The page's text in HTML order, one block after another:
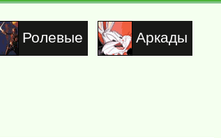
Ролевые Аркады